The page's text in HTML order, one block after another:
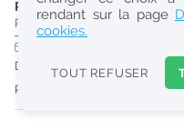
Réinitialiser
2
0
k
Consulter les offres
PRÉPARATEUR EN
Pharmacie d'Officine 32000
Du 30/08/26 au 27/02/27
Publiée il y a 17 jour(s)
rendant sur la page
cookies.
TOUT REFUSER